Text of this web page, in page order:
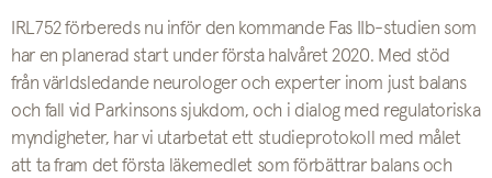
IRL752 förbereds nu inför den kommande Fas IIb-studien som
har en planerad start under första halvåret 2020. Med stöd
från världsledande neurologer och experter inom just balans
och fall vid Parkinsons sjukdom, och i dialog med regulatoriska
myndigheter, har vi utarbetat ett studieprotokoll med målet
att ta fram det första läkemedlet som förbättrar balans och